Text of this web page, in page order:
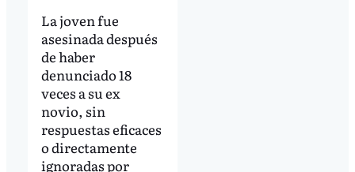
La joven fue
asesinada después
de haber
denunciado 18
veces a su ex
novio, sin
respuestas eficaces
o directamente
ignoradas por